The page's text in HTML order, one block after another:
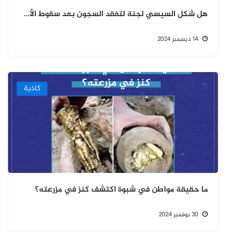
هل شكل السيسي لجنة لتفقد السجون بعد سقوط الأسد؟
كاذبة
ما حقيقة مواطن في شبوة اكتشف كنز في مزرعته؟